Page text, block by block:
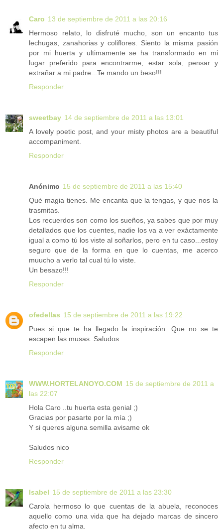
Caro 13 de septiembre de 2011 a las 20:16
Hermoso relato, lo disfruté mucho, son un encanto tus
lechugas, zanahorias y coliflores. Siento la misma pasión
por mi huerta y ultimamente se ha transformado en mi
lugar preferido para encontrarme, estar sola, pensar y
extrañar a mi padre...Te mando un beso!!!
Responder
sweetbay 14 de septiembre de 2011 a las 13:01
A lovely poetic post, and your misty photos are a beautiful
accompaniment.
Responder
Anónimo 15 de septiembre de 2011 a las 15:40
Qué magia tienes. Me encanta que la tengas, y que nos la
trasmitas.
Los recuerdos son como los sueños, ya sabes que por muy
detallados que los cuentes, nadie los va a ver exáctamente
igual a como tú los viste al soñarlos, pero en tu caso...estoy
seguro que de la forma en que lo cuentas, me acerco
muucho a verlo tal cual tú lo viste.
Un besazo!!!
Responder
ofedellas 15 de septiembre de 2011 a las 19:22
Pues si que te ha llegado la inspiración. Que no se te
escapen las musas. Saludos
Responder
WWW.HORTELANOYO.COM 15 de septiembre de 2011 a
las 22:07
Hola Caro ..tu huerta esta genial ;)
Gracias por pasarte por la mía ;)
Y si queres alguna semilla avisame ok
Saludos nico
Responder
Isabel 15 de septiembre de 2011 a las 23:30
Carola hermoso lo que cuentas de la abuela, reconoces
aquello como una vida que ha dejado marcas de sincero
afecto en tu alma.